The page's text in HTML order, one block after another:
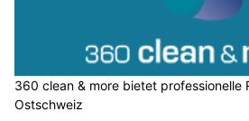
360 clean & more bietet professionelle
Ostschweiz